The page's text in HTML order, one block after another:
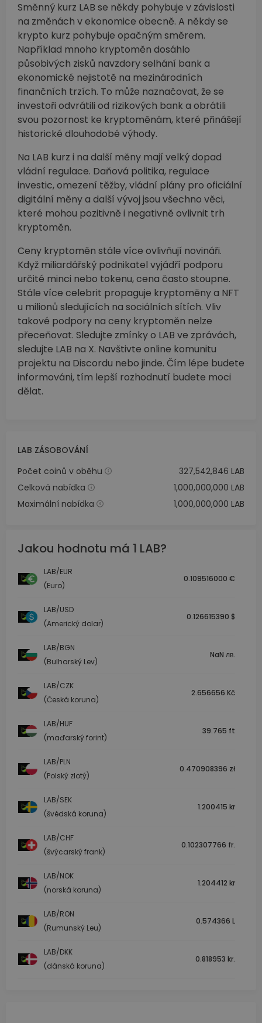
Směnný kurz LAB se někdy pohybuje v závislosti
na změnách v ekonomice obecně. A někdy se
krypto kurz pohybuje opačným směrem.
Například mnoho kryptoměn dosáhlo
působivých zisků navzdory selhání bank a
ekonomické nejistotě na mezinárodních
finančních trzích. To může naznačovat, že se
investoři odvrátili od rizikových bank a obrátili
svou pozornost ke kryptoměnám, které přinášejí
historické dlouhodobé výhody.
Na LAB kurz i na další měny mají velký dopad
vládní regulace. Daňová politika, regulace
investic, omezení těžby, vládní plány pro oficiální
digitální měny a další vývoj jsou všechno věci,
které mohou pozitivně i negativně ovlivnit trh
kryptoměn.
Ceny kryptoměn stále více ovlivňují novináři.
Když miliardářský podnikatel vyjádří podporu
určité minci nebo tokenu, cena často stoupne.
Stále více celebrit propaguje kryptoměny a NFT
u milionů sledujících na sociálních sítích. Vliv
takové podpory na ceny kryptoměn nelze
přeceňovat. Sledujte zmínky o LAB ve zprávách,
sledujte LAB na X. Navštivte online komunitu
projektu na Discordu nebo jinde. Čím lépe budete
informováni, tím lepší rozhodnutí budete moci
dělat.
LAB ZÁSOBOVÁNÍ
Počet coinů v oběhu
327,542,846 LAB
Celková nabídka
1,000,000,000 LAB
Maximální nabídka
1,000,000,000 LAB
Jakou hodnotu má 1 LAB?
LAB/EUR
(Euro)
0.109516000 €
LAB/USD
(Americký dolar)
0.126615390 $
LAB/BGN
(Bulharský Lev)
NaN лв.
LAB/CZK
(Česká koruna)
2.656656 Kč
LAB/HUF
(maďarský forint)
39.765 ft
LAB/PLN
(Polský zlotý)
0.470908396 zł
LAB/SEK
(švédská koruna)
1.200415 kr
LAB/CHF
(švýcarský frank)
0.102307766 fr.
LAB/NOK
(norská koruna)
1.204412 kr
LAB/RON
(Rumunský Leu)
0.574366 L
LAB/DKK
(dánská koruna)
0.818953 kr.